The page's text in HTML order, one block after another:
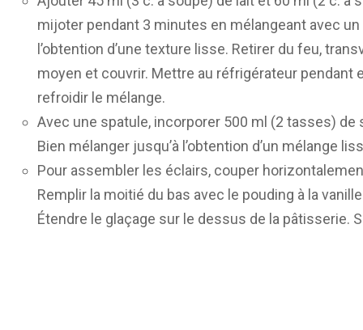
mijoter pendant 3 minutes en mélangeant avec
l’obtention d’une texture lisse. Retirer du feu,
moyen et couvrir. Mettre au réfrigérateur pendant
refroidir le mélange.
Avec une spatule, incorporer 500 ml (2 tasses) de
Bien mélanger jusqu’à l’obtention d’un mélange
Pour assembler les éclairs, couper
Remplir la moitié du bas avec le pouding à la
Étendre le glaçage sur le dessus de la pâtisserie.